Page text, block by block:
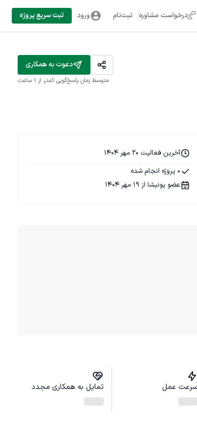
درخواست مشاوره ثبت‌نام ورود ثبت سریع پروژه
دعوت به همکاری
متوسط زمان پاسخ‌گویی کمتر از 1 ساعت
آخرین فعالیت 20 مهر 1404
0 پروژه انجام شده
عضو پونیشا از 19 مهر 1404
سرعت عمل تمایل به همکاری مجدد